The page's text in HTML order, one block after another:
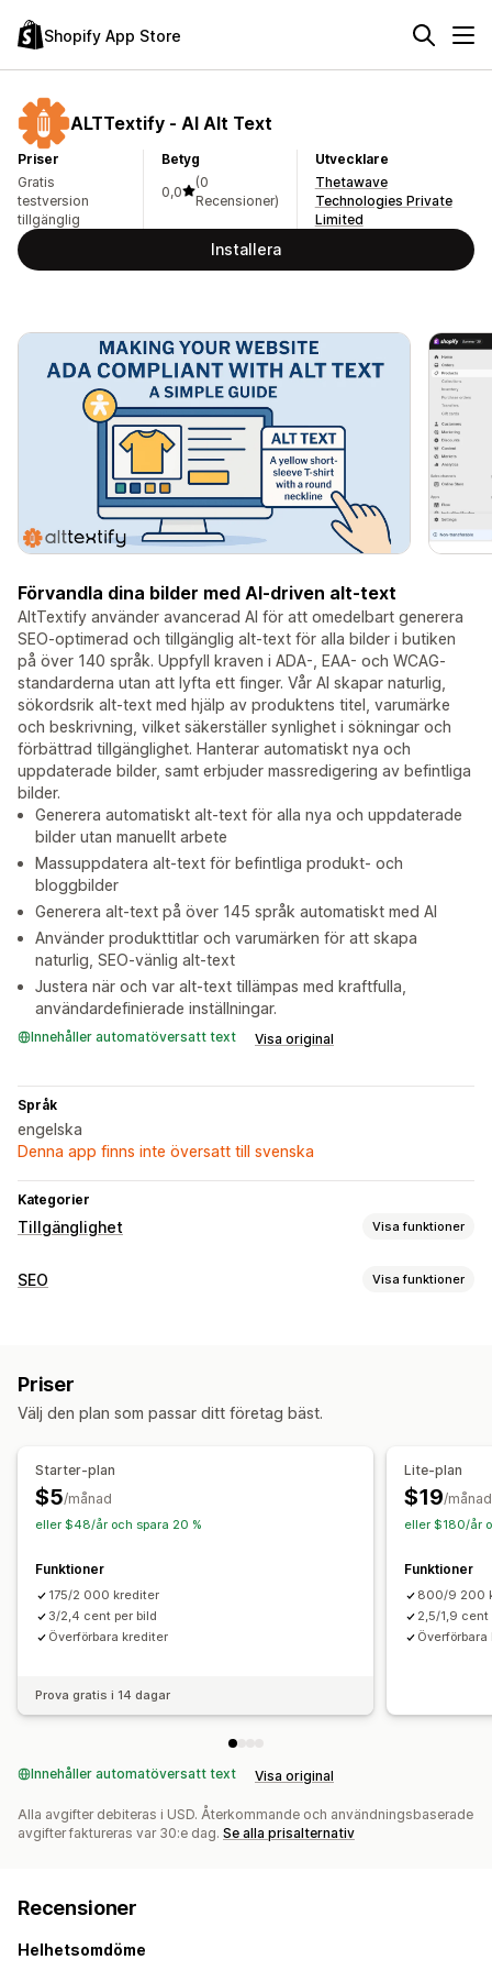
Shopify App Store
ALTTextify ‑ AI Alt Text
Priser
Gratis
testversion
tillgänglig
Betyg
0,0
(0
Recensioner)
Utvecklare
Thetawave
Technologies Private
Limited
Installera
Förvandla dina bilder med AI-driven alt-text
AltTextify använder avancerad AI för att omedelbart generera
SEO-optimerad och tillgänglig alt-text för alla bilder i butiken
på över 140 språk. Uppfyll kraven i ADA-, EAA- och WCAG-
standarderna utan att lyfta ett finger. Vår AI skapar naturlig,
sökordsrik alt-text med hjälp av produktens titel, varumärke
och beskrivning, vilket säkerställer synlighet i sökningar och
förbättrad tillgänglighet. Hanterar automatiskt nya och
uppdaterade bilder, samt erbjuder massredigering av befintliga
bilder.
Generera automatiskt alt-text för alla nya och uppdaterade
bilder utan manuellt arbete
Massuppdatera alt-text för befintliga produkt- och
bloggbilder
Generera alt-text på över 145 språk automatiskt med AI
Använder produkttitlar och varumärken för att skapa
naturlig, SEO-vänlig alt-text
Justera när och var alt-text tillämpas med kraftfulla,
användardefinierade inställningar.
Innehåller automatöversatt text Visa original
Språk
engelska
Denna app finns inte översatt till svenska
Kategorier
Tillgänglighet Visa funktioner
Typer av efterlevnad
Alternativtext
SEO Visa funktioner
Massredigering
Automatiseringar
SEO-poäng
Priser
Välj den plan som passar ditt företag bäst.
Starter-plan
$5/månad
eller $48/år och spara 20 %
Funktioner
175/2 000 krediter
3/2,4 cent per bild
Överförbara krediter
Prova gratis i 14 dagar
Lite-plan
$19/månad
eller $180/år
Funktioner
800/9 200
2,5/1,9 cent
Innehåller automatöversatt text Visa original
Alla avgifter debiteras i USD. Återkommande och användningsbaserade
avgifter faktureras var 30:e dag. Se alla prisalternativ
Recensioner
Helhetsomdöme